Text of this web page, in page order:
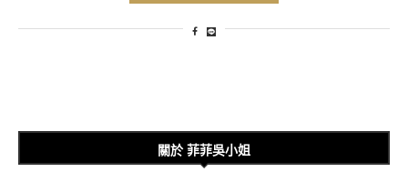
關於 菲菲吳小姐